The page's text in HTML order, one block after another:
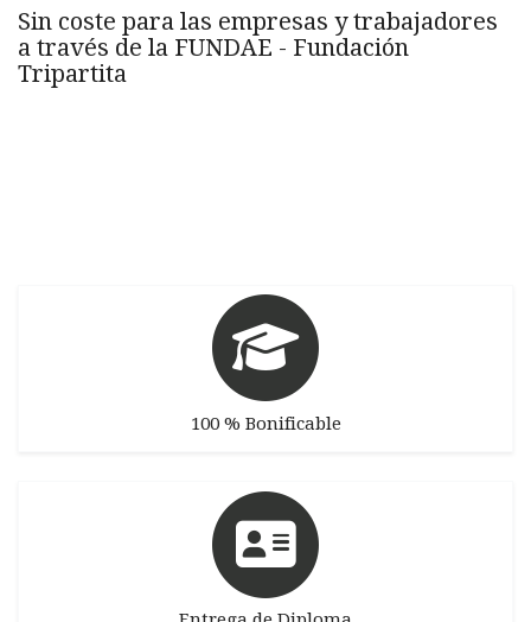
Sin coste para las empresas y trabajadores
a través de la FUNDAE - Fundación
Tripartita
100 % Bonificable